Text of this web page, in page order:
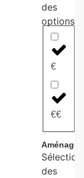
des
options
€
€€
des